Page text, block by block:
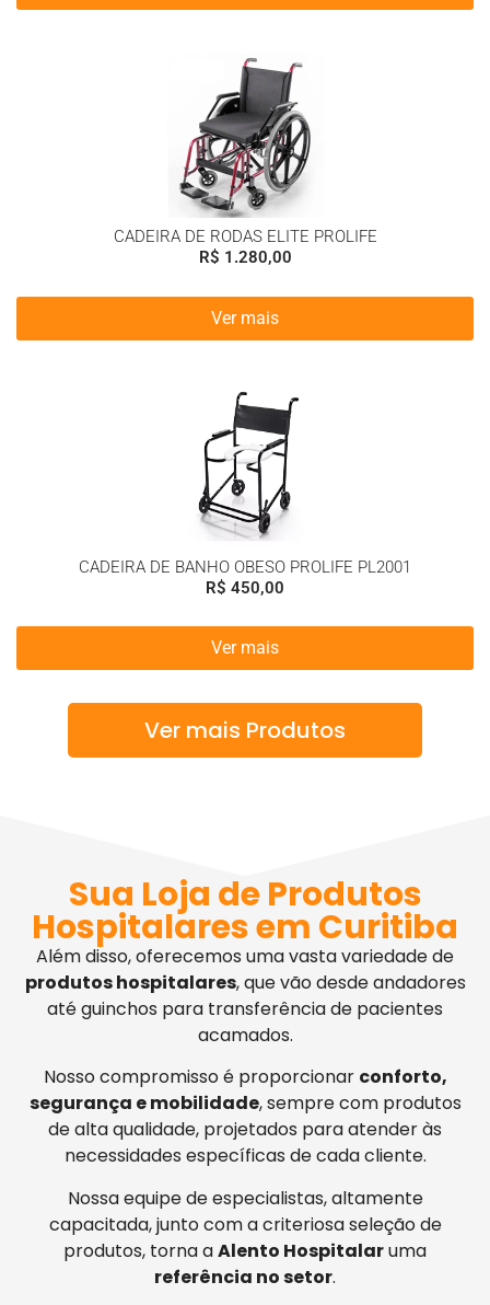
CADEIRA DE RODAS ELITE PROLIFE
R$ 1.280,00
Ver mais
CADEIRA DE BANHO OBESO PROLIFE PL2001
R$ 450,00
Ver mais
Ver mais Produtos
Sua Loja de Produtos
Hospitalares em Curitiba
Além disso, oferecemos uma vasta variedade de
produtos hospitalares, que vão desde andadores
até guinchos para transferência de pacientes
acamados.
Nosso compromisso é proporcionar conforto,
segurança e mobilidade, sempre com produtos
de alta qualidade, projetados para atender às
necessidades específicas de cada cliente.
Nossa equipe de especialistas, altamente
capacitada, junto com a criteriosa seleção de
produtos, torna aAlento Hospitalaruma
referência no setor.